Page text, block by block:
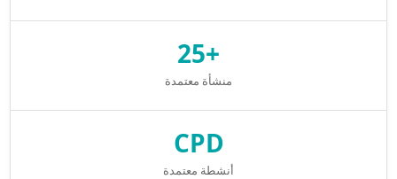
+25
منشأة معتمدة
CPD
أنشطة معتمدة